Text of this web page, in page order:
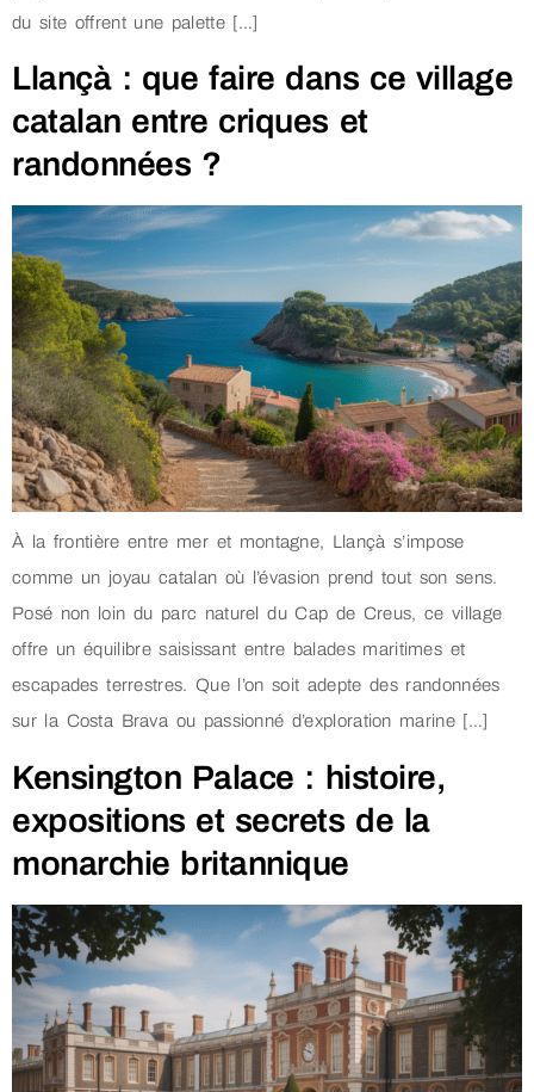
du site offrent une palette […]
Llançà : que faire dans ce village
catalan entre criques et
randonnées ?
À la frontière entre mer et montagne, Llançà s’impose
comme un joyau catalan où l’évasion prend tout son sens.
Posé non loin du parc naturel du Cap de Creus, ce village
offre un équilibre saisissant entre balades maritimes et
escapades terrestres. Que l’on soit adepte des randonnées
sur la Costa Brava ou passionné d’exploration marine […]
Kensington Palace : histoire,
expositions et secrets de la
monarchie britannique